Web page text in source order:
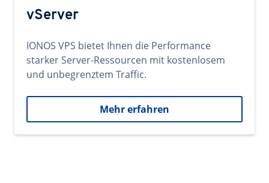
vServer
IONOS VPS bietet Ihnen die Performance
starker Server-Ressourcen mit kostenlosem
und unbegrenztem Traffic.
Mehr erfahren